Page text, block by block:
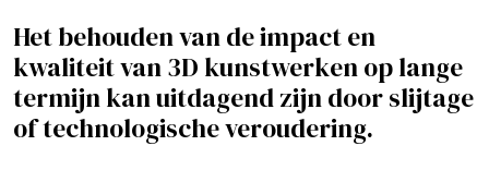
Het behouden van de impact en
kwaliteit van 3D kunstwerken op lange
termijn kan uitdagend zijn door slijtage
of technologische veroudering.